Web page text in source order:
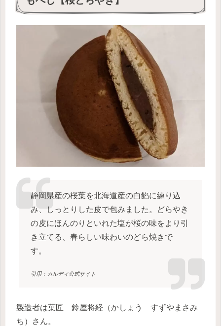
静岡県産の桜葉を北海道産の白餡に練り込
み、しっとりした皮で包みました。どらやき
の皮にほんのりといれた塩が桜の味をより引
き立てる、春らしい味わいのどら焼きで
す。
引用：カルディ公式サイト
製造者は菓匠 鈴屋将経（かしょう すずやまさみ
ち）さん。